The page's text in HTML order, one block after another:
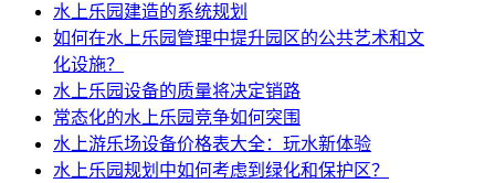
水上乐园建造的系统规划
如何在水上乐园管理中提升园区的公共艺术和文
化设施？
水上乐园设备的质量将决定销路
常态化的水上乐园竞争如何突围
水上游乐场设备价格表大全：玩水新体验
水上乐园规划中如何考虑到绿化和保护区？